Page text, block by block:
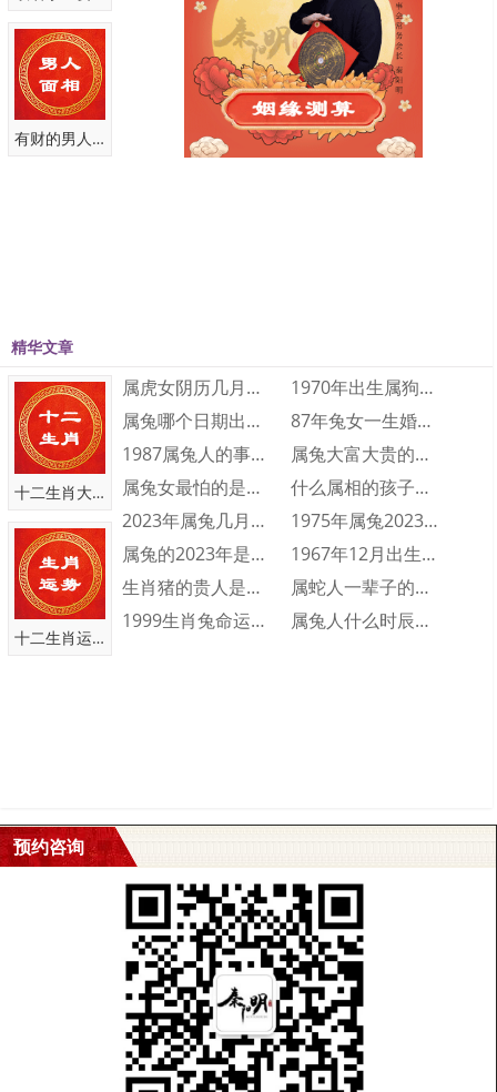
测算
中国有名八字算命大师_皇极派道家传人_断事
有财的男人面相
精华文章
十二生肖大全
十二生肖运势
属虎女阴历几月出生最好命 属虎的几月出生···
1970年出生属狗人2023年运势及运程···
属兔哪个日期出生大富大贵 属兔人几日出生···
87年兔女一生婚姻和财运怎么样 87年兔···
1987属兔人的事业运如何 1987属兔···
属兔大富大贵的出生时辰是什么时候 大富大···
属兔女最怕的是什么 属兔女人最怕什么
什么属相的孩子旺父母 三个属相的孩子旺父···
2023年属兔几月出生不好 2023年属···
1975年属兔2023年财运运势 197···
属兔的2023年是多少岁 属兔的2023···
1967年12月出生的人命运好不好 19···
生肖猪的贵人是什么属相 生肖猪一生的贵人···
属蛇人一辈子的命运分析 属蛇人一生命运如···
1999生肖兔命运怎么样 1999属兔人···
属兔人什么时辰出生会富贵双全 属兔人富贵···
预约咨询